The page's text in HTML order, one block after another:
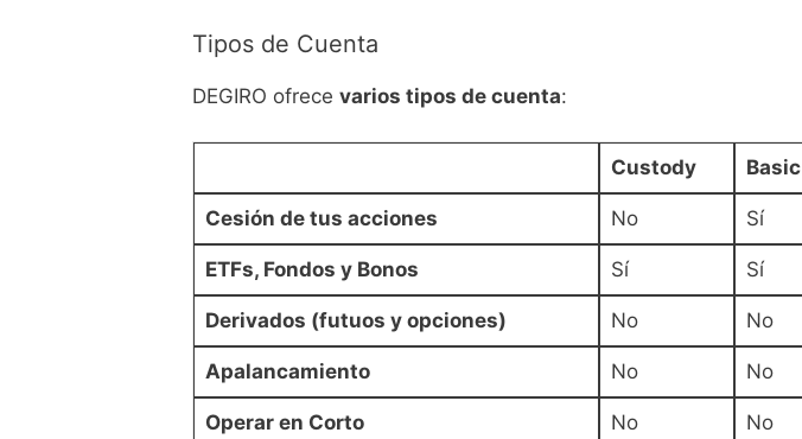
Tipos de Cuenta
DEGIRO ofrece varios tipos de cuenta:
Custody Basic
Cesión de tus acciones No Sí
ETFs, Fondos y Bonos Sí Sí
Derivados (futuos y opciones) No No
Apalancamiento No No
Operar en Corto No No